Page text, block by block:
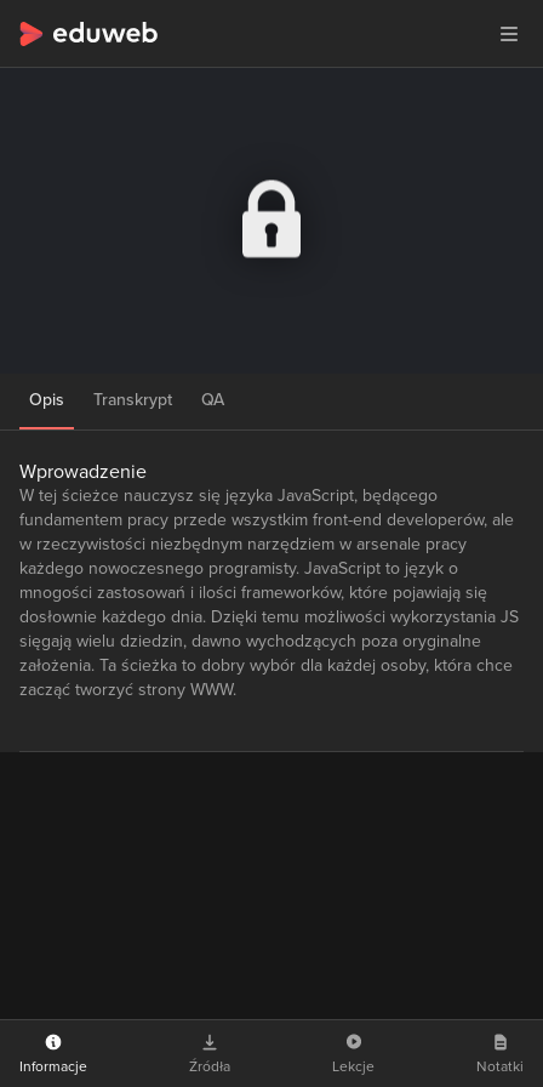
Opis Transkrypt QA
Wprowadzenie
W tej ścieżce nauczysz się języka JavaScript, będącego
fundamentem pracy przede wszystkim front-end developerów, ale
w rzeczywistości niezbędnym narzędziem w arsenale pracy
każdego nowoczesnego programisty. JavaScript to język o
mnogości zastosowań i ilości frameworków, które pojawiają się
dosłownie każdego dnia. Dzięki temu możliwości wykorzystania JS
sięgają wielu dziedzin, dawno wychodzących poza oryginalne
założenia. Ta ścieżka to dobry wybór dla każdej osoby, która chce
zacząć tworzyć strony WWW.
Informacje Źródła Lekcje Notatki